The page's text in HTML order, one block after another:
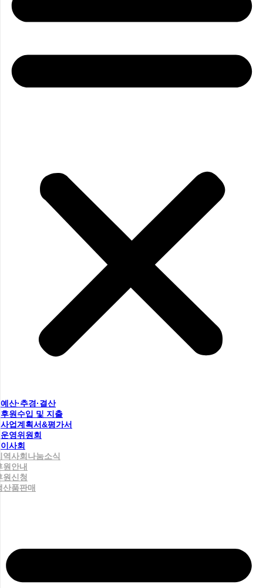
예산·추경·결산
후원수입 및 지출
사업계획서&평가서
운영위원회
이사회
역사회나눔소식
원안내
원신청
산품판매